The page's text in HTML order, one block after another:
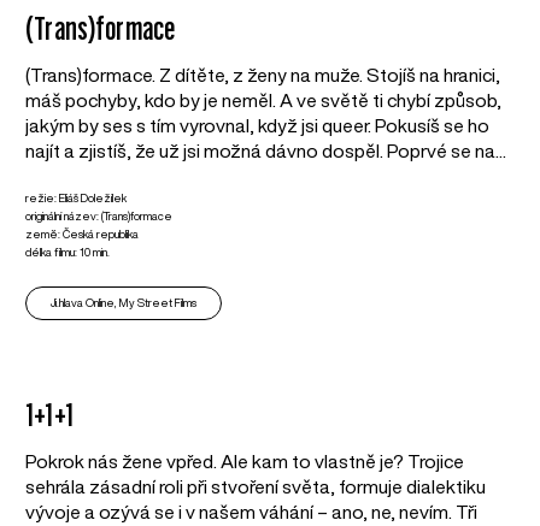
(Trans)formace
(Trans)formace. Z dítěte, z ženy na muže. Stojíš na hranici,
máš pochyby, kdo by je neměl. A ve světě ti chybí způsob,
jakým by ses s tím vyrovnal, když jsi queer. Pokusíš se ho
najít a zjistíš, že už jsi možná dávno dospěl. Poprvé se na...
režie: Eliáš Doležílek
originální název: (Trans)formace
země: Česká republika
délka filmu: 10 min.
Ji.hlava Online, My Street Films
1+1+1
Pokrok nás žene vpřed. Ale kam to vlastně je? Trojice
sehrála zásadní roli při stvoření světa, formuje dialektiku
vývoje a ozývá se i v našem váhání – ano, ne, nevím. Tři